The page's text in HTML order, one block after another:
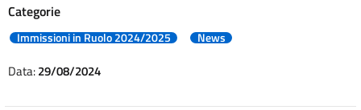
Categorie
Immissioni in Ruolo 2024/2025 News
Data:29/08/2024